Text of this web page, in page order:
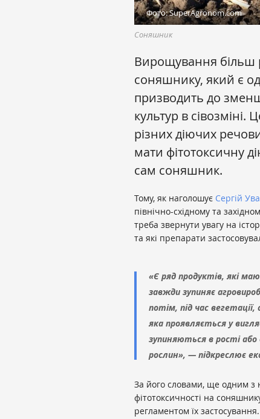
Фото: SuperAgronom.com
Соняшник
Вирощування більш
соняшнику, який є
призводить до
культур в
різних діючих
мати фітотоксичну
сам соняшник.
Тому, як наголошує Сергій
північно-східному та
треба звернути увагу на
та які препарати
«Є ряд продуктів, які
завжди зупиняє
потім, під час
яка проявляється у
зупиняються в рості або
рослин», — підкреслює
За його словами, ще одним
фітотоксичності на
регламентом їх